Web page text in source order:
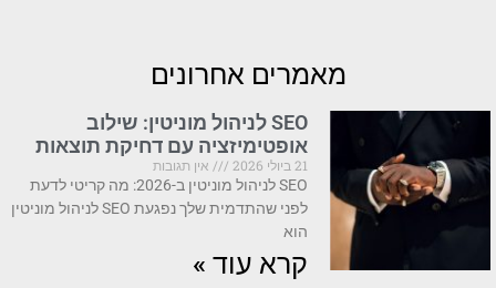
מאמרים אחרונים
SEO לניהול מוניטין: שילוב
אופטימיזציה עם דחיקת תוצאות
21 ביולי 2026
אין תגובות
SEO לניהול מוניטין ב-2026: מה קריטי לדעת
לפני שהתדמית שלך נפגעת SEO לניהול מוניטין
הוא
קרא עוד »